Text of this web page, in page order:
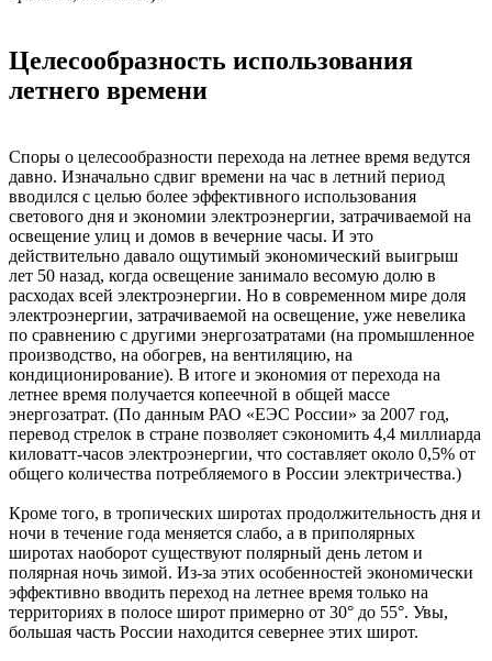
Целесообразность использования
летнего времени
Споры о целесообразности перехода на летнее время ведутся
давно. Изначально сдвиг времени на час в летний период
вводился с целью более эффективного использования
светового дня и экономии электроэнергии, затрачиваемой на
освещение улиц и домов в вечерние часы. И это
действительно давало ощутимый экономический выигрыш
лет 50 назад, когда освещение занимало весомую долю в
расходах всей электроэнергии. Но в современном мире доля
электроэнергии, затрачиваемой на освещение, уже невелика
по сравнению с другими энергозатратами (на промышленное
производство, на обогрев, на вентиляцию, на
кондиционирование). В итоге и экономия от перехода на
летнее время получается копеечной в общей массе
энергозатрат. (По данным РАО «ЕЭС России» за 2007 год,
перевод стрелок в стране позволяет сэкономить 4,4 миллиарда
киловатт-часов электроэнергии, что составляет около 0,5% от
общего количества потребляемого в России электричества.)
Кроме того, в тропических широтах продолжительность дня и
ночи в течение года меняется слабо, а в приполярных
широтах наоборот существуют полярный день летом и
полярная ночь зимой. Из-за этих особенностей экономически
эффективно вводить переход на летнее время только на
территориях в полосе широт примерно от 30° до 55°. Увы,
большая часть России находится севернее этих широт.